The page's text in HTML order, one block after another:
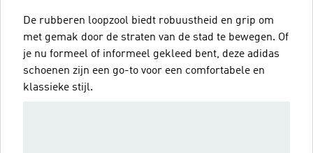
De rubberen loopzool biedt robuustheid en grip om
met gemak door de straten van de stad te bewegen. Of
je nu formeel of informeel gekleed bent, deze adidas
schoenen zijn een go-to voor een comfortabele en
klassieke stijl.